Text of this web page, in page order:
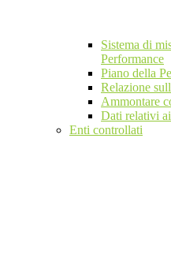
Sistema di
Performance
Piano della
Relazione
Ammontare
Dati relativi
Enti controllati